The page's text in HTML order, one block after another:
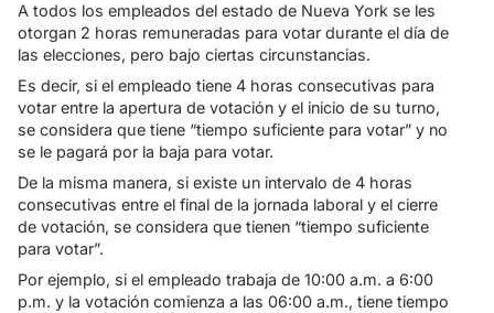
A todos los empleados del estado de Nueva York se les
otorgan 2 horas remuneradas para votar durante el día de
las elecciones, pero bajo ciertas circunstancias.
Es decir, si el empleado tiene 4 horas consecutivas para
votar entre la apertura de votación y el inicio de su turno,
se considera que tiene “tiempo suficiente para votar” y no
se le pagará por la baja para votar.
De la misma manera, si existe un intervalo de 4 horas
consecutivas entre el final de la jornada laboral y el cierre
de votación, se considera que tienen “tiempo suficiente
para votar”.
Por ejemplo, si el empleado trabaja de 10:00 a.m. a 6:00
p.m. y la votación comienza a las 06:00 a.m., tiene tiempo